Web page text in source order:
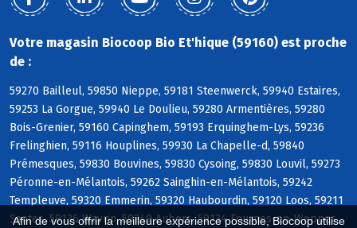
Afin de vous offrir la meilleure expérience possible, Biocoop utilise
Votre magasin Biocoop Bio Et'hique (59160) est proche
de :
59270 Bailleul, 59850 Nieppe, 59181 Steenwerck, 59940 Estaires,
59253 La Gorgue, 59940 Le Doulieu, 59280 Armentières, 59280
Bois-Grenier, 59160 Capinghem, 59193 Erquinghem-Lys, 59236
Frelinghien, 59116 Houplines, 59930 La Chapelle-d, 59840
Prémesques, 59830 Bouvines, 59830 Cysoing, 59830 Louvil, 59273
Péronne-en-Mélantois, 59262 Sainghin-en-Mélantois, 59242
Templeuve, 59320 Emmerin, 59320 Haubourdin, 59120 Loos, 59211
Santes, 59136 Wavrin, 59249 Aubers, 59134 Fournes-en-Weppes,